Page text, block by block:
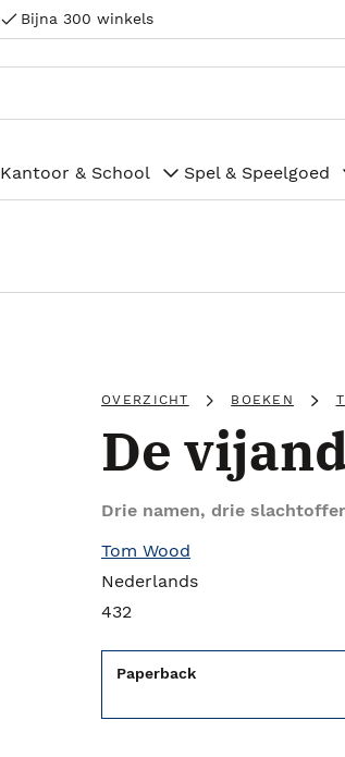
Bijna 300 winkels
Kantoor & School Spel & Speelgoed
OVERZICHT BOEKEN
De
Drie namen, drie
Tom Wood
Nederlands
432
Paperback